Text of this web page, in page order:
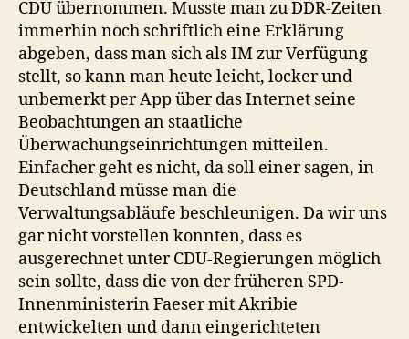
CDU übernommen. Musste man zu DDR-Zeiten
immerhin noch schriftlich eine Erklärung
abgeben, dass man sich als IM zur Verfügung
stellt, so kann man heute leicht, locker und
unbemerkt per App über das Internet seine
Beobachtungen an staatliche
Überwachungseinrichtungen mitteilen.
Einfacher geht es nicht, da soll einer sagen, in
Deutschland müsse man die
Verwaltungsabläufe beschleunigen. Da wir uns
gar nicht vorstellen konnten, dass es
ausgerechnet unter CDU-Regierungen möglich
sein sollte, dass die von der früheren SPD-
Innenministerin Faeser mit Akribie
entwickelten und dann eingerichteten